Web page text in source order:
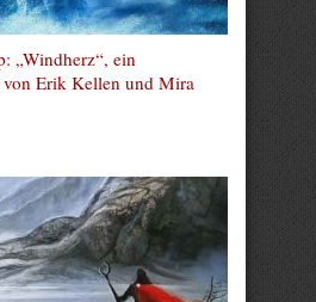
„Windherz“, ein
von Erik Kellen und Mira